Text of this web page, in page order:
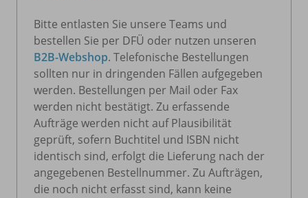
Bitte entlasten Sie unsere Teams und
bestellen Sie per DFÜ oder nutzen unseren
B2B-Webshop. Telefonische Bestellungen
sollten nur in dringenden Fällen aufgegeben
werden. Bestellungen per Mail oder Fax
werden nicht bestätigt. Zu erfassende
Aufträge werden nicht auf Plausibilität
geprüft, sofern Buchtitel und ISBN nicht
identisch sind, erfolgt die Lieferung nach der
angegebenen Bestellnummer. Zu Aufträgen,
die noch nicht erfasst sind, kann keine